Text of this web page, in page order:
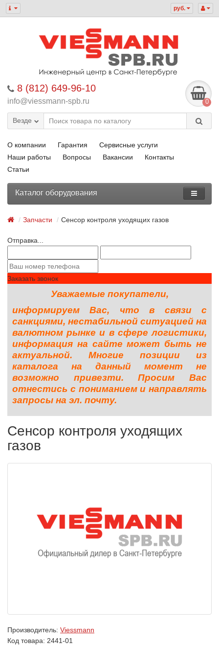
руб.
8 (812) 649-96-10
info@viessmann-spb.ru 0
Везде
О компании Гарантия
Сервисные услуги
Наши работы
Вопросы Вакансии
Контакты
Статьи
Каталог оборудования
Запчасти Сенсор контроля уходящих газов
Отправка...
Заказать звонок
Уважаемые покупатели,
информируем Вас, что в связи с
санкциями, нестабильной ситуацией на
валютном рынке и в сфере логистики,
информация на сайте может быть не
актуальной. Многие позиции из
каталога на данный момент не
возможно привезти. Просим Вас
отнестись с пониманием и направлять
запросы на эл. почту.
Сенсор контроля уходящих
газов
Производитель: Viessmann
Код товара: 2441-01